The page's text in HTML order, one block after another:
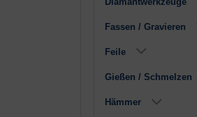
Fassen / Gravieren
Feile
Gießen / Schmelzen
Hämmer